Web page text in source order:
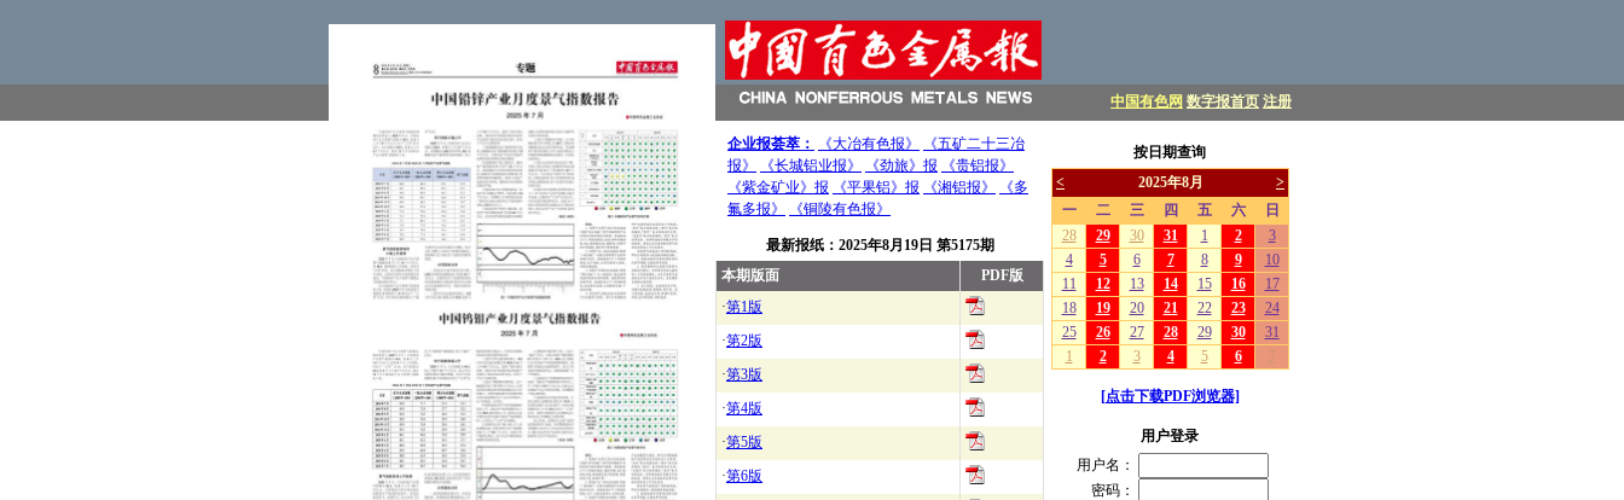
企业报荟萃： 《大冶有色报》
《五矿二十三冶
报》
《长城铝业报》 《劲旅》报
《贵铝报》
《紫金矿业》报
《平果铝》报 《湘铝报》
《多
氟多报》
《铜陵有色报》
最新报纸： 2025年8月19日 第5175期
本期版面
PDF版
·第1版
·第2版
·第3版
·第4版
·第5版
·第6版
中国有色网 数字报首页 注册
按日期查询
[点击下载PDF浏览器]
用户登录
用户名：
密码：